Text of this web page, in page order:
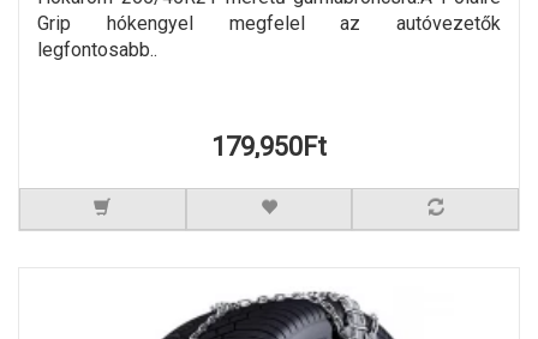
Grip hókengyel megfelel az autóvezetők
legfontosabb..
179,950Ft